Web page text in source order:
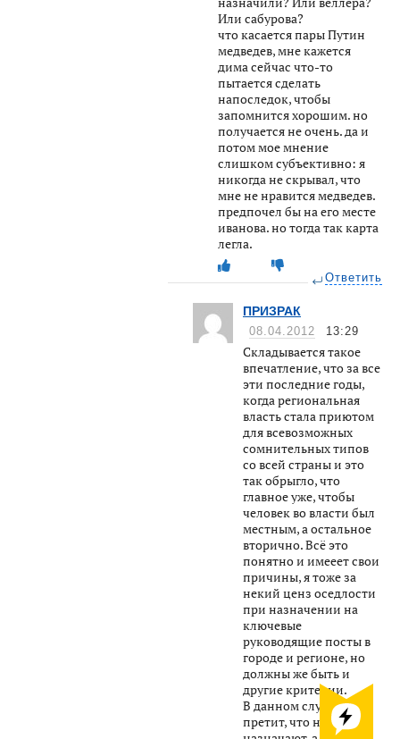
Или сабурова?
что касается пары Путин
медведев, мне кажется
дима сейчас что-то
пытается сделать
напоследок, чтобы
запомнится хорошим. но
получается не очень. да и
потом мое мнение
слишком субъективно: я
никогда не скрывал, что
мне не нравится медведев.
предпочел бы на его месте
иванова. но тогда так карта
легла.
Ответить
ПРИЗРАК
08.04.2012 13:29
Складывается такое
впечатление, что за все
эти последние годы,
когда региональная
власть стала приютом
для всевозможных
сомнительных типов
со всей страны и это
так обрыгло, что
главное уже, чтобы
человек во власти был
местным, а остальное
вторично. Всё это
понятно и имееет свои
причины, я тоже за
некий ценз оседлости
при назначении на
ключевые
руководящие посты в
городе и регионе, но
должны же быть и
другие критерии.
В данном случае, мне
претит, что нам опять